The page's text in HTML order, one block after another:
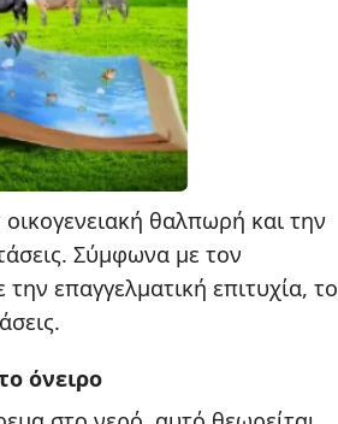
θαλπωρή και την
Σύμφωνα με τον
επαγγελματική επιτυχία, το
όνειρο